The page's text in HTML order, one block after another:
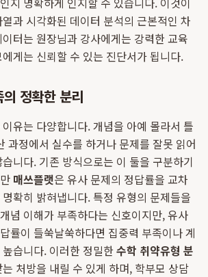
과 시각화된 데이터 분석의 근본적인 차
터는 원장님과 강사에게는 강력한 교육
게는 신뢰할 수 있는 진단서가 됩니다.
정확한 분리
유는 다양합니다. 개념을 아예 몰라서 틀
과정에서 실수를 하거나 문제를 잘못 읽어
니다. 기존 방식으로는 이 둘을 구분하기
매쓰플랫은 유사 문제의 정답률을 교차
확히 밝혀냅니다. 특정 유형의 문제들을
념 이해가 부족하다는 신호이지만, 유사
률이 들쑥날쑥하다면 집중력 부족이나 계
습니다. 이러한 정밀한수학 취약유형 분
처방을 내릴 수 있게 하며, 학부모 상담